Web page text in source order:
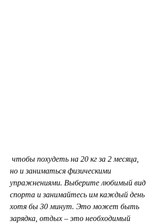
но и заниматься физическими
упражнениями. Выберите любимый вид
спорта и занимайтесь им каждый день
хотя бы 30 минут. Это может быть
зарядка, отдых – это необходимый